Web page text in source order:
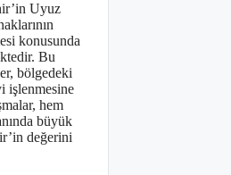
Uyuz
konusunda
Bu
bölgedeki
işlenmesine
hem
büyük
değerini